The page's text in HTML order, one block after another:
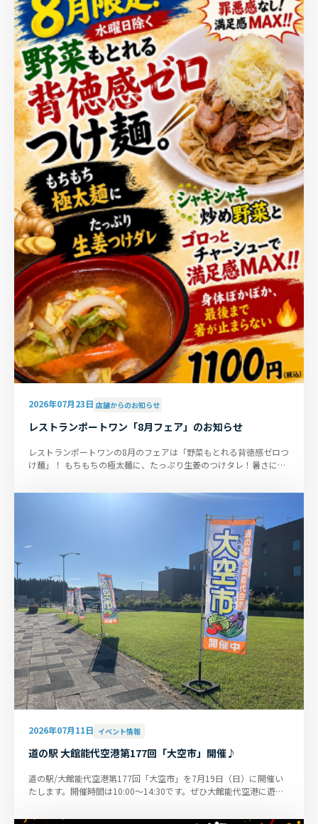
2026年07月23日 店舗からのお知らせ
レストランポートワン「8月フェア」のお知らせ
レストランポートワンの8月のフェアは「野菜もとれる背徳感ゼロつ
け麺」！ もちもちの極太麺に、たっぷり生姜のつけタレ！暑さに負
2026年07月11日 イベント情報
道の駅 大館能代空港第177回「大空市」開催♪
道の駅/大館能代空港第177回「大空市」を7月19日（日）に開催い
たします。開催時間は10:00～14:30です。ぜひ大館能代空港に遊び